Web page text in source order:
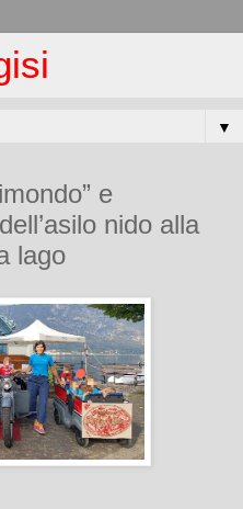
▼
e
nido alla
lago